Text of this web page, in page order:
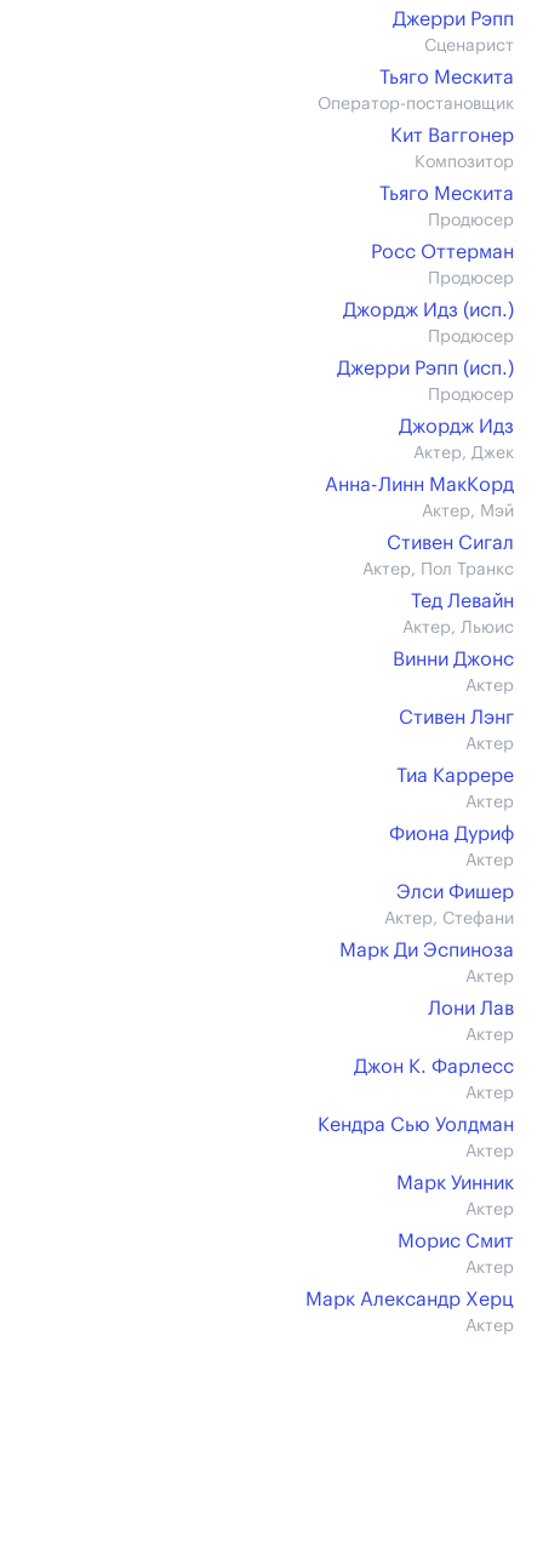
Джерри Рэпп
Сценарист
Тьяго Мескита
Оператор-постановщик
Кит Ваггонер
Композитор
Тьяго Мескита
Продюсер
Росс Оттерман
Продюсер
Джордж Идз (иcп.)
Продюсер
Джерри Рэпп (иcп.)
Продюсер
Джордж Идз
Актер, Джек
Анна-Линн МакКорд
Актер, Мэй
Стивен Сигал
Актер, Пол Транкс
Тед Левайн
Актер, Льюис
Винни Джонс
Актер
Стивен Лэнг
Актер
Тиа Каррере
Актер
Фиона Дуриф
Актер
Элси Фишер
Актер, Стефани
Марк Ди Эспиноза
Актер
Лони Лав
Актер
Джон К. Фарлесс
Актер
Кендра Сью Уолдман
Актер
Марк Уинник
Актер
Морис Смит
Актер
Марк Александр Херц
Актер